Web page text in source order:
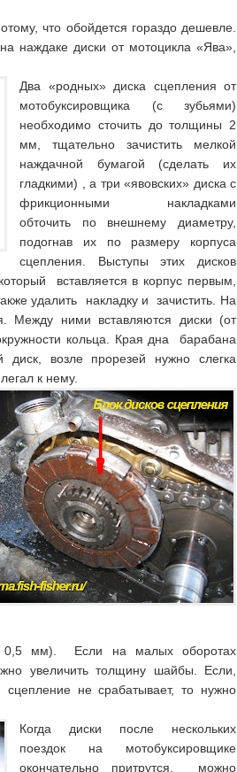
что обойдется гораздо дешевле.
наждаке диски от мотоцикла «Ява»,
Два «родных» диска сцепления от
мотобуксировщика (с зубьями)
необходимо сточить до толщины 2
мм, тщательно зачистить мелкой
наждачной бумагой (сделать их
гладкими) , а три «явовских» диска с
фрикционными накладками
обточить по внешнему диаметру,
подогнав их по размеру корпуса
сцепления. Выступы этих дисков
вставляется в корпус первым,
удалить накладку и зачистить. На
Между ними вставляются диски (от
кольца. Края дна барабана
диск, возле прорезей нужно слегка
к нему.
0,5 мм). Если на малых оборотах
увеличить толщину шайбы. Если,
не срабатывает, то нужно
Когда диски после нескольких
поездок на мотобуксировщике
окончательно притрутся, можно